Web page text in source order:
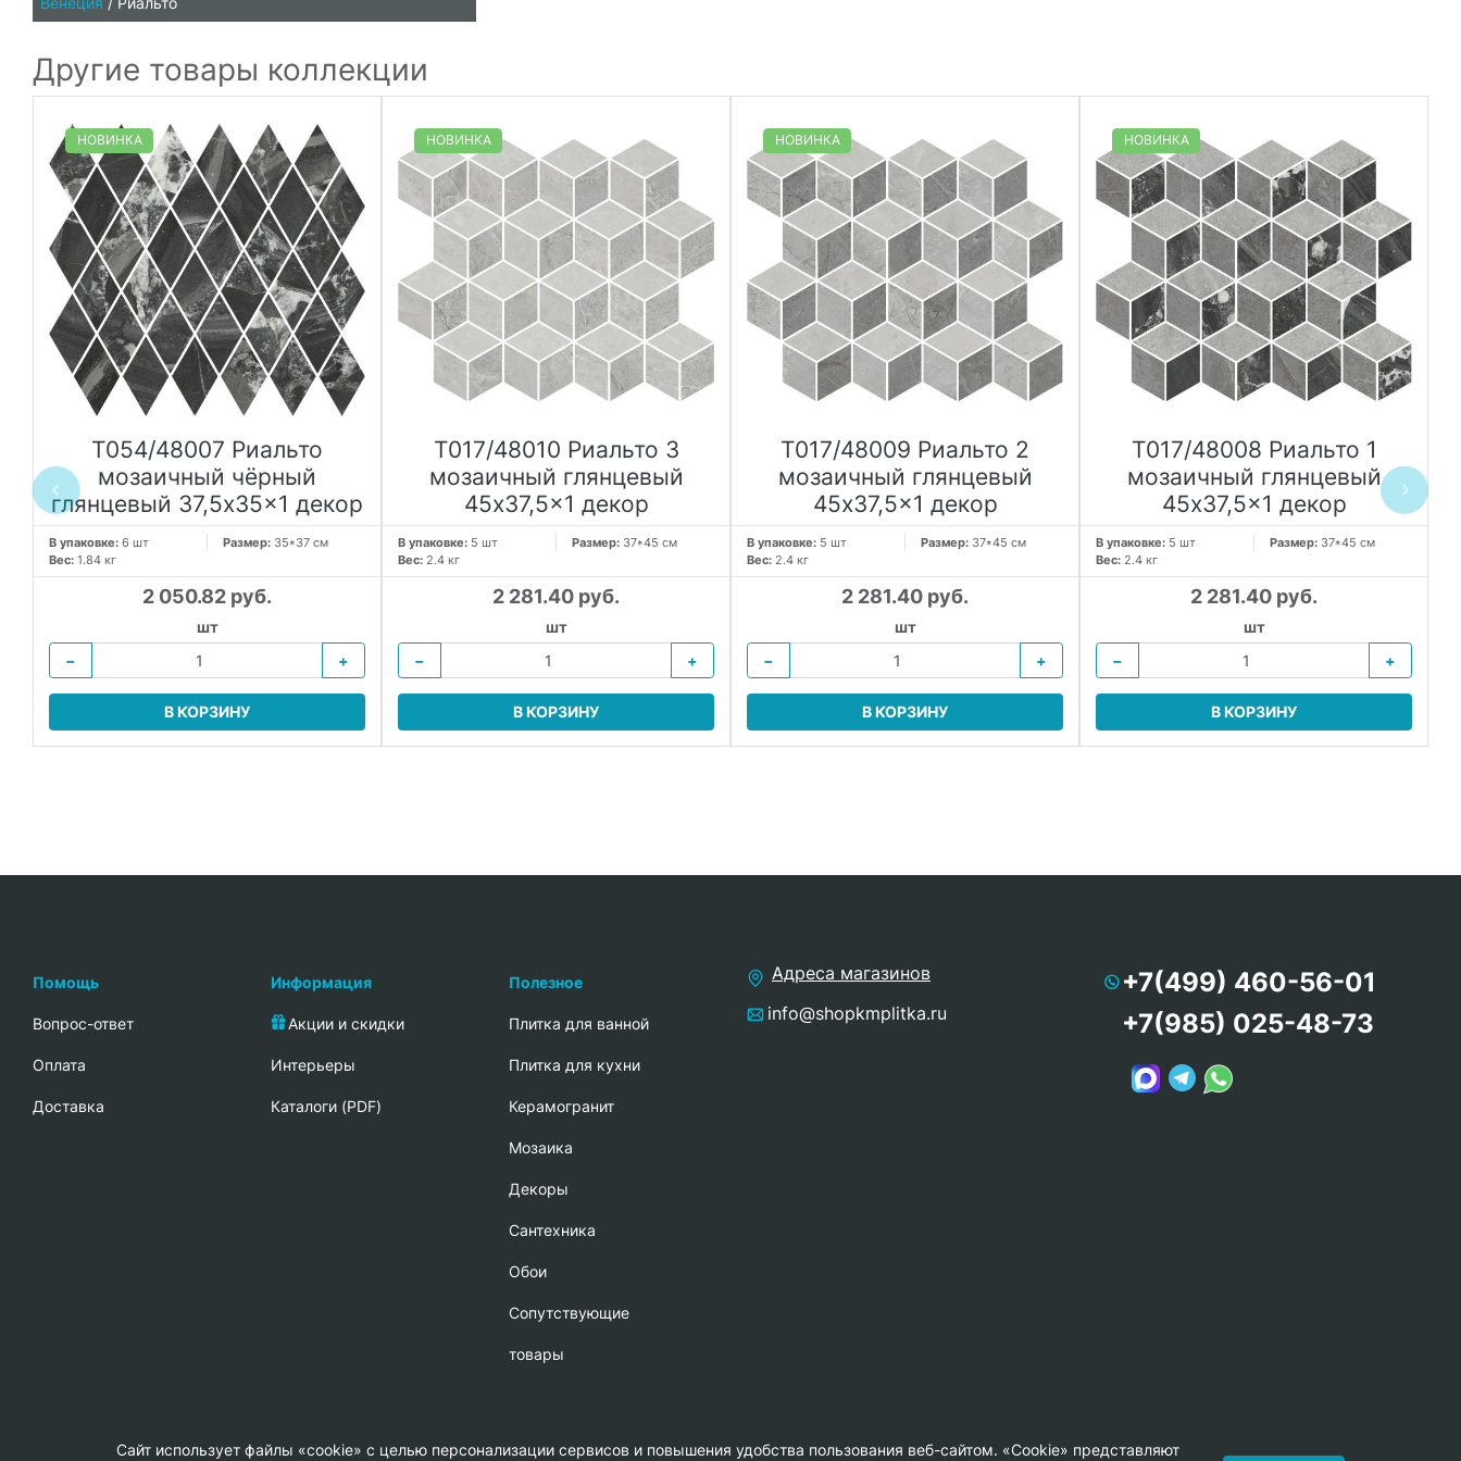
Другие товары коллекции
НОВИНКА
T054/48007 Риальто
мозаичный чёрный
глянцевый 37,5x35x1 декор
В упаковке: 6 шт Размер: 35*37 см
Вес: 1.84 кг
2 050.82 руб.
шт
−
+
В КОРЗИНУ
НОВИНКА
T017/48010 Риальто 3
мозаичный глянцевый
45x37,5x1 декор
В упаковке: 5 шт Размер: 37*45 см
Вес: 2.4 кг
2 281.40 руб.
шт
−
+
В КОРЗИНУ
НОВИНКА
T017/48009 Риальто 2
мозаичный глянцевый
45x37,5x1 декор
В упаковке: 5 шт Размер: 37*45 см
Вес: 2.4 кг
2 281.40 руб.
шт
−
+
В КОРЗИНУ
НОВИНКА
T017/48008 Риальто 1
мозаичный глянцевый
45x37,5x1 декор
В упаковке: 5 шт Размер: 37*45 см
Вес: 2.4 кг
2 281.40 руб.
шт
−
+
В КОРЗИНУ
Помощь
Вопрос-ответ
Oплата
Доставка
Информация
Акции и скидки
Интерьеры
Каталоги (PDF)
Полезное
Плитка для ванной
Плитка для кухни
Керамогранит
Мозаика
Декоры
Сантехника
Обои
Сопутствующие
товары
Адреса магазинов
info@shopkmplitka.ru
+7(499) 460-56-01
+7(985) 025-48-73
Сайт использует файлы «cookie» с целью персонализации сервисов и повышения удобства пользования веб-сайтом. «Cookie» представляют